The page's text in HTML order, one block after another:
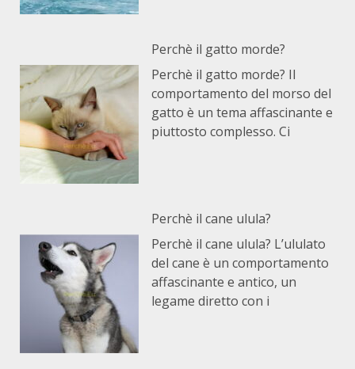
Perchè il gatto morde?
Perchè il gatto morde? Il
comportamento del morso del
gatto è un tema affascinante e
piuttosto complesso. Ci
Perchè il cane ulula?
Perchè il cane ulula? L’ululato
del cane è un comportamento
affascinante e antico, un
legame diretto con i